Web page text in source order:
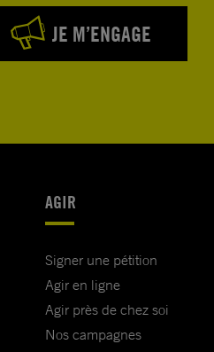
JE M’ENGAGE
AGIR
Signer une pétition
Agir en ligne
Agir près de chez soi
Nos campagnes